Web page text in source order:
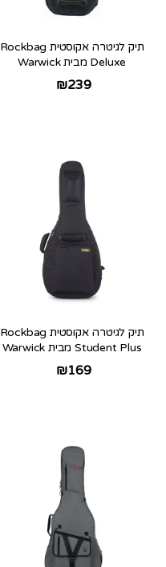
תיק לגיטרה אקוסטית Rockbag
Deluxe מבית Warwick
₪239
תיק לגיטרה אקוסטית Rockbag
Student Plus מבית Warwick
₪169